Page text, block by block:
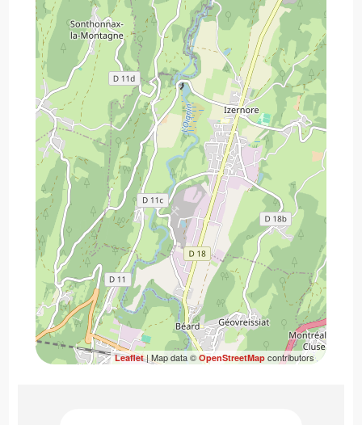
Leaflet| Map data © OpenStreetMapcontributors